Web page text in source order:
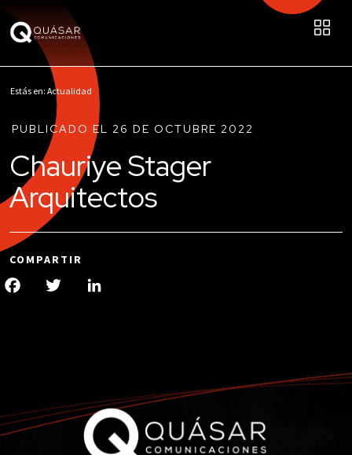
Estás en: Actualidad
PUBLICADO EL 26 DE OCTUBRE 2022
Chauriye Stager
Arquitectos
COMPARTIR
Facebook
Twitter